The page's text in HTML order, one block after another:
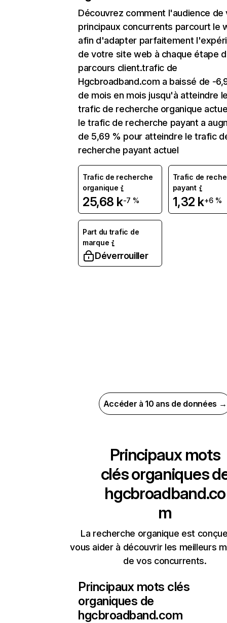
Découvrez comment l'audience de
principaux concurrents parcourt le
afin d'adapter parfaitement
de votre site web à chaque étape
parcours client.trafic de
Hgcbroadband.com a baissé de -
de mois en mois jusqu'à atteindre
trafic de recherche organique
le trafic de recherche payant a
de 5,69 % pour atteindre le trafic
recherche payant actuel
Trafic de recherche
organique
25,68 k-7 %
Trafic de
payant
1,32 k+6 %
Part du trafic de
marque
Déverrouiller
Accéder à 10 ans de données →
Principaux mots
clés organiques
hgcbroadband.co
m
La recherche organique est
vous aider à découvrir les meilleurs
de vos concurrents.
Principaux mots clés
organiques de
hgcbroadband.com